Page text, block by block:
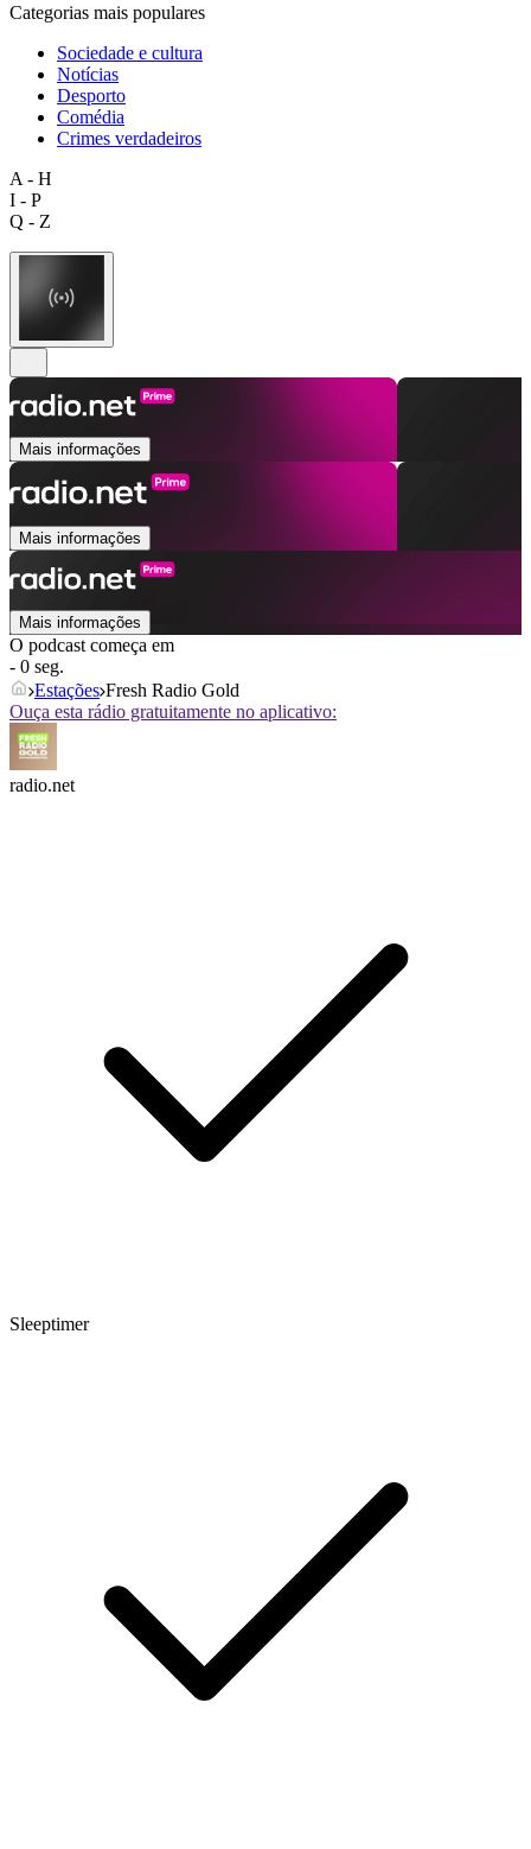
Categorias mais populares
Sociedade e cultura
Notícias
Desporto
Comédia
Crimes verdadeiros
A - H
I - P
Q - Z
Mais informações
Mais informações
Mais informações
O podcast começa em
- 0 seg.
Estações Fresh Radio Gold
Ouça esta rádio gratuitamente no aplicativo:
radio.net
Sleeptimer